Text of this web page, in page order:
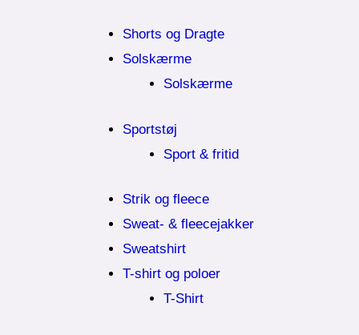
Shorts og Dragte
Solskærme
Solskærme
Sportstøj
Sport & fritid
Strik og fleece
Sweat- & fleecejakker
Sweatshirt
T-shirt og poloer
T-Shirt